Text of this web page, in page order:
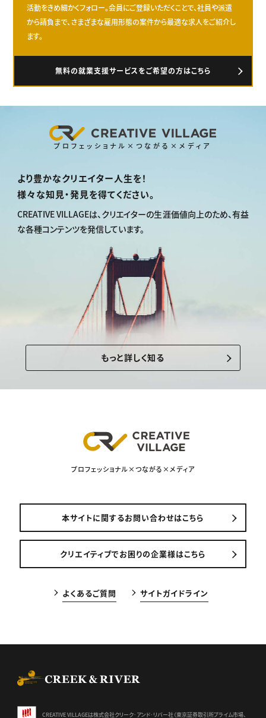
活動をきめ細かくフォロー。会員にご登録いただくことで、社員や派遣
から請負まで、さまざまな雇用形態の案件から最適な求人をご紹介し
ます。
無料の就業支援サービスをご希望の方はこちら
プロフェッショナル×つながる×メディア
より豊かなクリエイター人生を！
様々な知見・発見を得てください。
CREATIVE VILLAGEは、 クリエイターの生涯価値向上のため、有益
な各種コンテンツを発信しています。
もっと詳しく知る
プロフェッショナル×つながる×メディア
本サイトに関するお問い合わせはこちら
クリエイティブでお困りの企業様はこちら
よくあるご質問 サイトガイドライン
CREATIVE VILLAGEは株式会社クリーク･アンド･リバー社（東京証券取引所プライム市場、